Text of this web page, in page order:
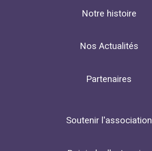
Notre histoire
Nos Actualités
Partenaires
Soutenir l'association